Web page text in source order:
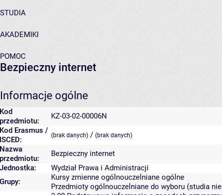
STUDIA
AKADEMIKI
POMOC
Bezpieczny internet
Informacje ogólne
Kod
przedmiotu:
KZ-03-02-00006N
Kod Erasmus /
ISCED:
(brak danych) / (brak danych)
Nazwa
przedmiotu:
Bezpieczny internet
Jednostka:
Wydział Prawa i Administracji
Grupy:
Kursy zmienne ogólnouczelniane ogólne
Przedmioty ogólnouczelniane do wyboru (studia